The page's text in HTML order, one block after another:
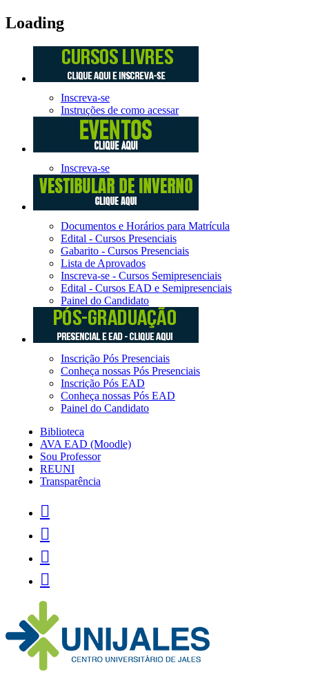
Loading
Inscreva-se
Instruções de como acessar
Inscreva-se
Documentos e Horários para Matrícula
Edital - Cursos Presenciais
Gabarito - Cursos Presenciais
Lista de Aprovados
Inscreva-se - Cursos Semipresenciais
Edital - Cursos EAD e Semipresenciais
Painel do Candidato
Inscrição Pós Presenciais
Conheça nossas Pós Presenciais
Inscrição Pós EAD
Conheça nossas Pós EAD
Painel do Candidato
Biblioteca
AVA EAD (Moodle)
Sou Professor
REUNI
Transparência



